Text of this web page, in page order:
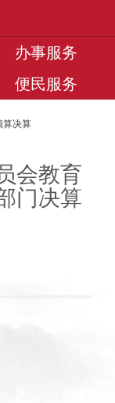
办事服务
便民服务
算决算
会教育
门决算